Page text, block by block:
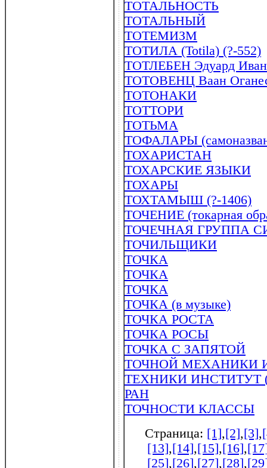
ТОТАЛЬНОСТЬ
ТОТАЛЬНЫЙ
ТОТЕМИЗМ
ТОТИЛА (Тоtila) (?-552)
ТОТЛЕБЕН Эдуард
ТОТОВЕНЦ Ваан
ТОТОНАКИ
ТОТТОРИ
ТОТЬМА
ТОФАЛАРЫ
ТОХАРИСТАН
ТОХАРСКИЕ ЯЗЫКИ
ТОХАРЫ
ТОХТАМЫШ (?-1406)
ТОЧЕНИЕ (токарная
ТОЧЕЧНАЯ ГРУППА
ТОЧИЛЬЩИКИ
ТОЧКА
ТОЧКА
ТОЧКА
ТОЧКА (в музыке)
ТОЧКА РОСТА
ТОЧКА РОСЫ
ТОЧКА С ЗАПЯТОЙ
ТОЧНОЙ МЕХАНИКИ
ТЕХНИКИ ИНСТИТУТ
РАН
ТОЧНОСТИ КЛАССЫ
Страница: [1],[2],[3],
[13],[14],[15],[16],
[25],[26],[27],[28],